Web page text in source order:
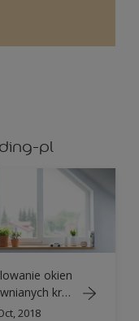
pl
okien
krok
2018